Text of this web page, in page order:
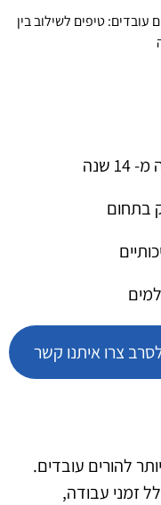
עובדים: טיפים לשילוב בין
שנה
בתחום
צרו איתנו קשר
להורים עובדים.
זמני עבודה,